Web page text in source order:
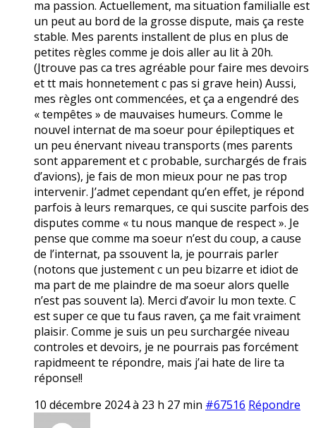
ma passion. Actuellement, ma situation familialle est
un peut au bord de la grosse dispute, mais ça reste
stable. Mes parents installent de plus en plus de
petites règles comme je dois aller au lit à 20h.
(Jtrouve pas ca tres agréable pour faire mes devoirs
et tt mais honnetement c pas si grave hein) Aussi,
mes règles ont commencées, et ça a engendré des
« tempêtes » de mauvaises humeurs. Comme le
nouvel internat de ma soeur pour épileptiques et
un peu énervant niveau transports (mes parents
sont apparement et c probable, surchargés de frais
d’avions), je fais de mon mieux pour ne pas trop
intervenir. J’admet cependant qu’en effet, je répond
parfois à leurs remarques, ce qui suscite parfois des
disputes comme « tu nous manque de respect ». Je
pense que comme ma soeur n’est du coup, a cause
de l’internat, pa ssouvent la, je pourrais parler
(notons que justement c un peu bizarre et idiot de
ma part de me plaindre de ma soeur alors quelle
n’est pas souvent la). Merci d’avoir lu mon texte. C
est super ce que tu faus raven, ça me fait vraiment
plaisir. Comme je suis un peu surchargée niveau
controles et devoirs, je ne pourrais pas forcément
rapidmeent te répondre, mais j’ai hate de lire ta
réponse!!
10 décembre 2024 à 23 h 27 min #67516 Répondre